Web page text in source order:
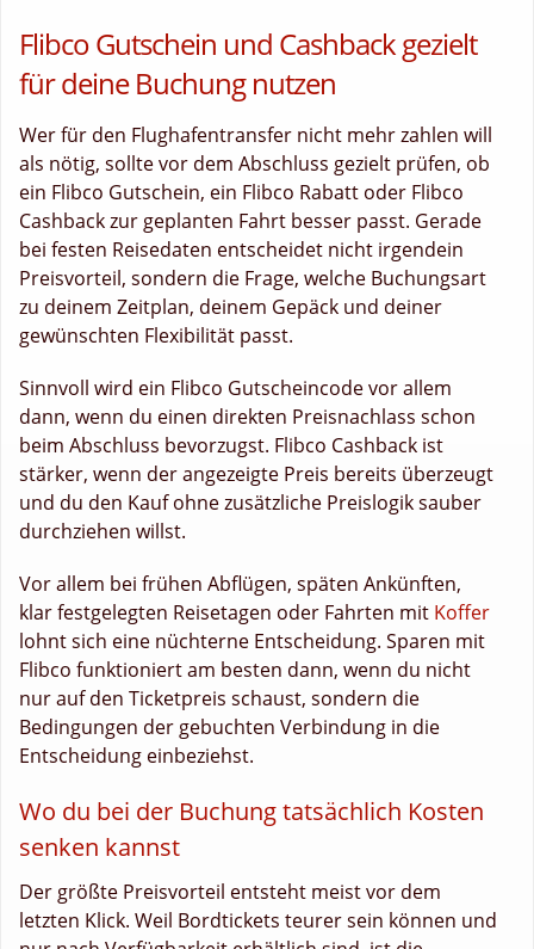
Flibco Gutschein und Cashback gezielt
für deine Buchung nutzen
Wer für den Flughafentransfer nicht mehr zahlen will
als nötig, sollte vor dem Abschluss gezielt prüfen, ob
ein Flibco Gutschein, ein Flibco Rabatt oder Flibco
Cashback zur geplanten Fahrt besser passt. Gerade
bei festen Reisedaten entscheidet nicht irgendein
Preisvorteil, sondern die Frage, welche Buchungsart
zu deinem Zeitplan, deinem Gepäck und deiner
gewünschten Flexibilität passt.
Sinnvoll wird ein Flibco Gutscheincode vor allem
dann, wenn du einen direkten Preisnachlass schon
beim Abschluss bevorzugst. Flibco Cashback ist
stärker, wenn der angezeigte Preis bereits überzeugt
und du den Kauf ohne zusätzliche Preislogik sauber
durchziehen willst.
Vor allem bei frühen Abflügen, späten Ankünften,
klar festgelegten Reisetagen oder Fahrten mit Koffer
lohnt sich eine nüchterne Entscheidung. Sparen mit
Flibco funktioniert am besten dann, wenn du nicht
nur auf den Ticketpreis schaust, sondern die
Bedingungen der gebuchten Verbindung in die
Entscheidung einbeziehst.
Wo du bei der Buchung tatsächlich Kosten
senken kannst
Der größte Preisvorteil entsteht meist vor dem
letzten Klick. Weil Bordtickets teurer sein können und